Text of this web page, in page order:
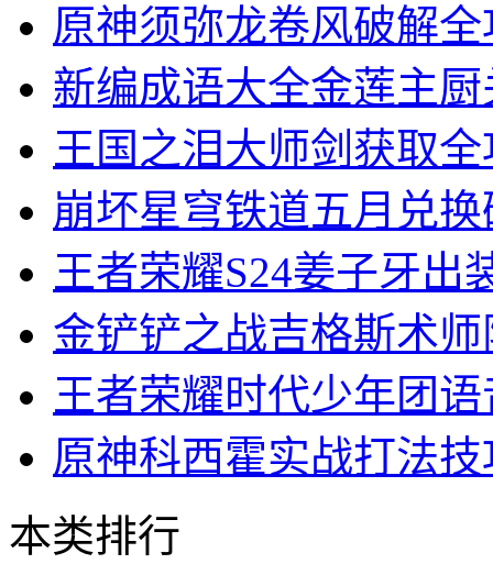
原神须弥龙卷风破解
新编成语大全金莲主
王国之泪大师剑获取
崩坏星穹铁道五月兑
王者荣耀S24姜子牙出
金铲铲之战吉格斯术
王者荣耀时代少年团
原神科西霍实战打法
本类排行